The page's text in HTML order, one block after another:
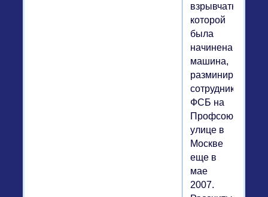
взрывчаткой,
которой
была
начинена
машина,
сотрудниками
ФСБ на
Профсоюзной
улице в
Москве
еще в
мае
2007.